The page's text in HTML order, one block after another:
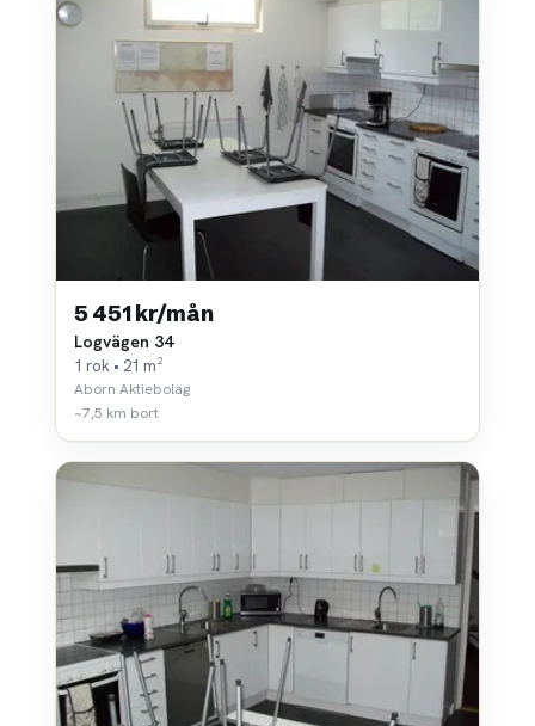
5 451 kr/mån
Logvägen 34
1 rok • 21 m²
Aborn Aktiebolag
~7,5 km bort